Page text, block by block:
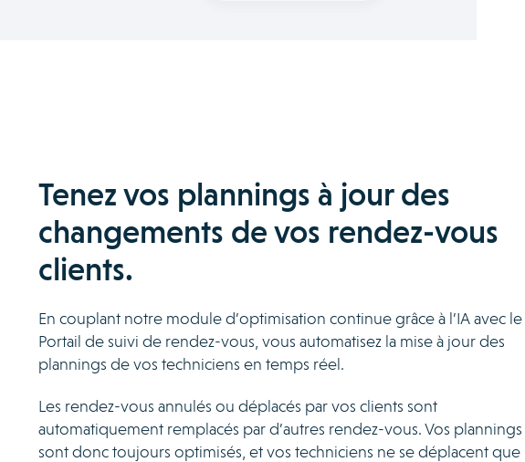
Tenez vos plannings à jour des
changements de vos rendez-vous
clients.
En couplant notre module d’optimisation continue grâce à l’IA avec le
Portail de suivi de rendez-vous, vous automatisez la mise à jour des
plannings de vos techniciens en temps réel.
Les rendez-vous annulés ou déplacés par vos clients sont
automatiquement remplacés par d’autres rendez-vous. Vos plannings
sont donc toujours optimisés, et vos techniciens ne se déplacent que